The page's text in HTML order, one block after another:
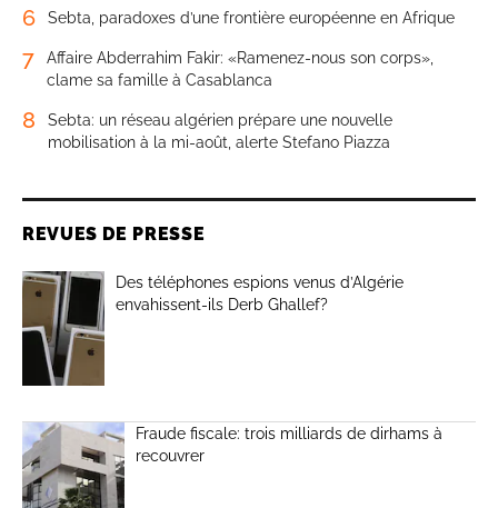
6 Sebta, paradoxes d’une frontière européenne en Afrique
7
Affaire Abderrahim Fakir: «Ramenez-nous son corps»,
clame sa famille à Casablanca
8
Sebta: un réseau algérien prépare une nouvelle
mobilisation à la mi-août, alerte Stefano Piazza
REVUES DE PRESSE
Des téléphones espions venus d’Algérie
envahissent-ils Derb Ghallef?
Fraude fiscale: trois milliards de dirhams à
recouvrer